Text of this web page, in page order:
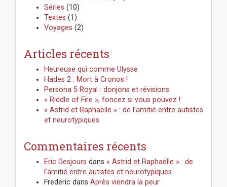
Séries (10)
Textes (1)
Voyages (2)
Articles récents
Heureuse qui comme Ulysse
Hades 2 : Mort à Cronos !
Persona 5 Royal : donjons et révisions
« Riddle of Fire », foncez si vous pouvez !
« Astrid et Raphaëlle » : de l’amitié entre autistes
et neurotypiques
Commentaires récents
Eric Desjours dans « Astrid et Raphaëlle » : de
l’amitié entre autistes et neurotypiques
Frederic dans Après viendra la peur